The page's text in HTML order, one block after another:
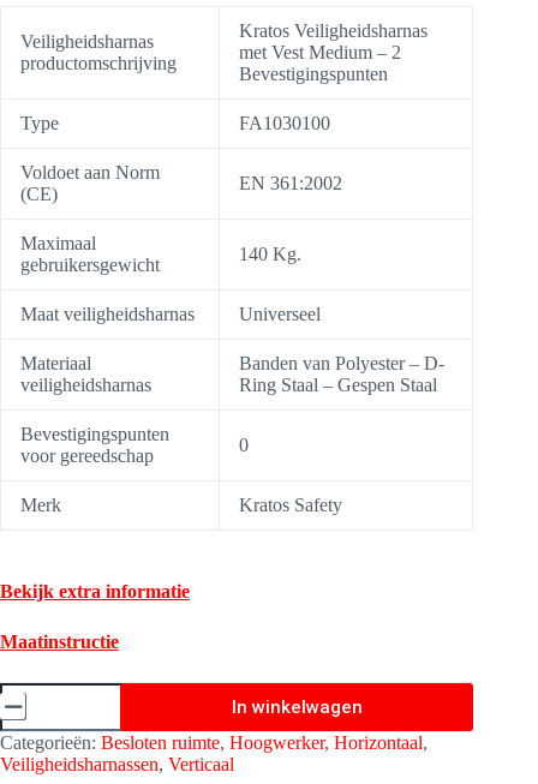
Veiligheidsharnas
productomschrijving
Kratos Veiligheidsharnas
met Vest Medium – 2
Bevestigingspunten
Type FA1030100
Voldoet aan Norm
(CE)
EN 361:2002
Maximaal
gebruikersgewicht
140 Kg.
Maat veiligheidsharnas Universeel
Materiaal
veiligheidsharnas
Banden van Polyester – D-
Ring Staal – Gespen Staal
Bevestigingspunten
voor gereedschap
0
Merk Kratos Safety
Bekijk extra informatie
Maatinstructie
Veiligheidsharnas
Karl
&
Vest
-
In winkelwagen
Categorieën: Besloten ruimte, Hoogwerker, Horizontaal,
Veiligheidsharnassen, Verticaal